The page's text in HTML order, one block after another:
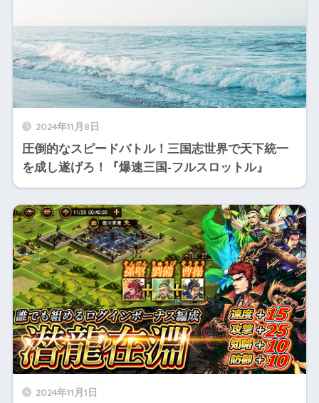
2024年11月8日
圧倒的なスピードバトル！三国志世界で天下統一
を成し遂げろ！『爆速三国-フルスロットル』
2024年11月1日